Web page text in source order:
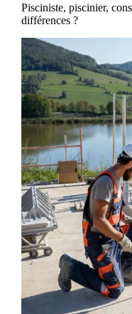
Pisciniste, piscinier,
différences ?